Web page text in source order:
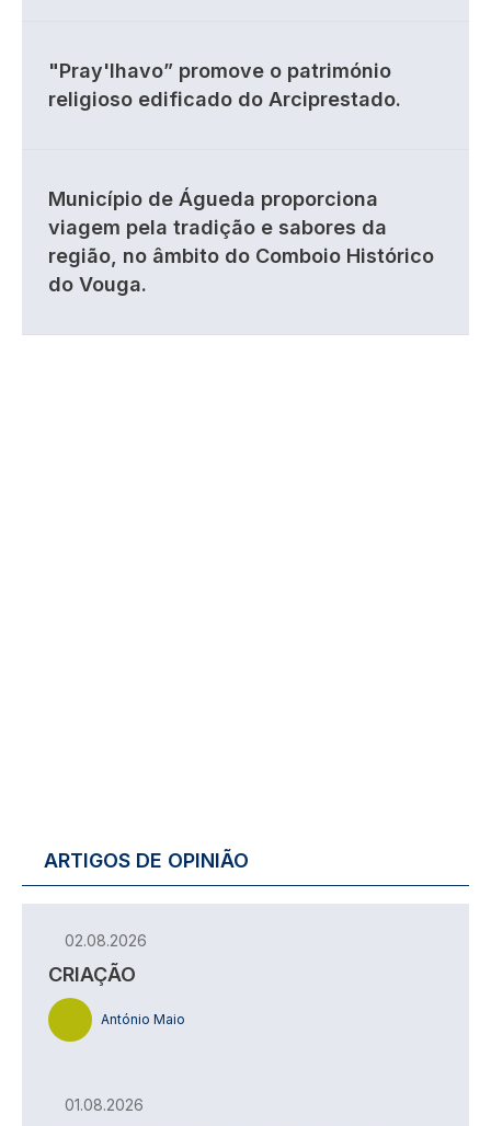
"Pray'lhavo” promove o património
religioso edificado do Arciprestado.
Município de Águeda proporciona
viagem pela tradição e sabores da
região, no âmbito do Comboio Histórico
do Vouga.
ARTIGOS DE OPINIÃO
02.08.2026
CRIAÇÃO
António Maio
01.08.2026